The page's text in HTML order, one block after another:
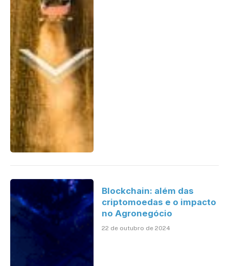
Blockchain: além das
criptomoedas e o impacto
no Agronegócio
22 de outubro de 2024